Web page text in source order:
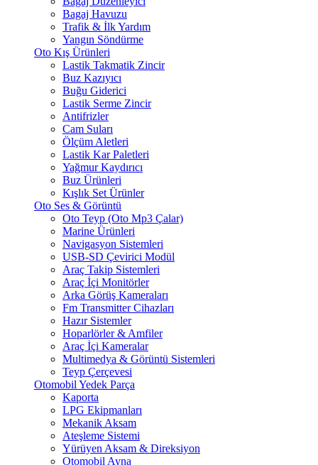
Bagaj Havuzu
Trafik & İlk Yardım
Yangın Söndürme
Oto Kış Ürünleri
Lastik Takmatik Zincir
Buz Kazıyıcı
Buğu Giderici
Lastik Serme Zincir
Antifrizler
Cam Suları
Ölçüm Aletleri
Lastik Kar Paletleri
Yağmur Kaydırıcı
Buz Ürünleri
Kışlık Set Ürünler
Oto Ses & Görüntü
Oto Teyp (Oto Mp3 Çalar)
Marine Ürünleri
Navigasyon Sistemleri
USB-SD Çevirici Modül
Araç Takip Sistemleri
Araç İçi Monitörler
Arka Görüş Kameraları
Fm Transmitter Cihazları
Hazır Sistemler
Hoparlörler & Amfiler
Araç İçi Kameralar
Multimedya & Görüntü Sistemleri
Teyp Çerçevesi
Otomobil Yedek Parça
Kaporta
LPG Ekipmanları
Mekanik Aksam
Ateşleme Sistemi
Yürüyen Aksam & Direksiyon
Otomobil Ayna